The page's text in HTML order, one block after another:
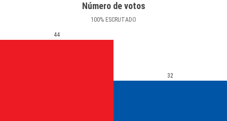
Número de votos
100% ESCRUTADO
44
32